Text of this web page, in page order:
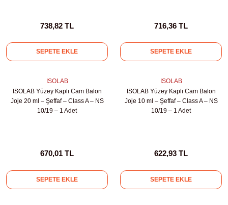
Kapları
738,82 TL
SEPETE EKLE
716,36 TL
SEPETE EKLE
ISOLAB
ISOLAB Yüzey Kaplı Cam Balon
Joje 20 ml – Şeffaf – Class A – NS
10/19 – 1 Adet
670,01 TL
SEPETE EKLE
ISOLAB
ISOLAB Yüzey Kaplı Cam Balon
Joje 10 ml – Şeffaf – Class A – NS
10/19 – 1 Adet
622,93 TL
SEPETE EKLE